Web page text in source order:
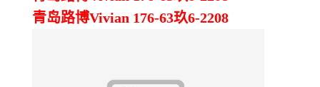
青岛路博Vivian 176-63玖6-2208